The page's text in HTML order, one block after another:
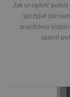
Jak urządzić
sprzyjał
znajdziesz
spełni